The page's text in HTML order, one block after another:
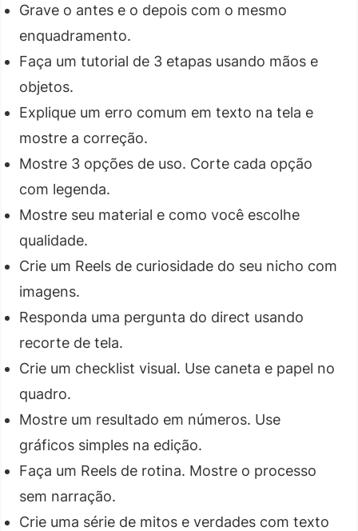
Grave o antes e o depois com o mesmo
enquadramento.
Faça um tutorial de 3 etapas usando mãos e
objetos.
Explique um erro comum em texto na tela e
mostre a correção.
Mostre 3 opções de uso. Corte cada opção
com legenda.
Mostre seu material e como você escolhe
qualidade.
Crie um Reels de curiosidade do seu nicho com
imagens.
Responda uma pergunta do direct usando
recorte de tela.
Crie um checklist visual. Use caneta e papel no
quadro.
Mostre um resultado em números. Use
gráficos simples na edição.
Faça um Reels de rotina. Mostre o processo
sem narração.
Crie uma série de mitos e verdades com texto